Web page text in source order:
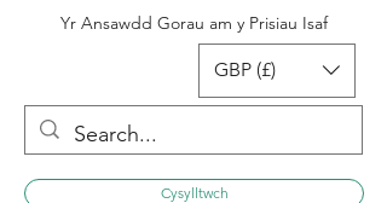
Yr Ansawdd Gorau am y Prisiau Isaf
GBP (£)
Cysylltwch